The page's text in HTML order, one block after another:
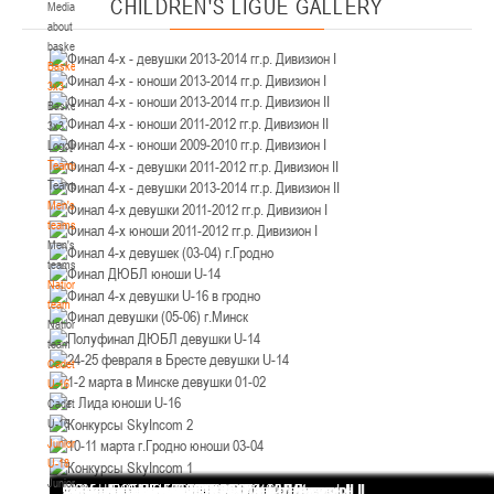
Media
about
basketball
Basketball
3x3
Basketball
3x3
Logo[modid=121]
Teams
Teams
Men's
teams
Men's
teams
National
team
National
team
Cadets
U-16
Cadets
U-16
Juniors
U-18
Juniors
Минск
U-12, юноши
IV тур – юноши 2014-2015 гг.р., Дивизион 2, 21-22 марта 2026 г., г. Минск, ул.
Уральская 3А
18-19.03.2026
Брест
U-16, девушки
IV тур – девушки 2010-2011 гг.р., дивизион 2, 18-19 марта 2026 г., г. Брест, ул.
ул. Ленинградская, 4
17-18.03.2026
U-14, девушки
IV тур – девушки 2012-2013 гг.р., дивизион 2, 17-18 марта 2026 г., г. Гродно,
ул. Врублевского, 92
14-15.03.2026
III тур – девушки 2010-2011 гг.р., Дивизион 1, 14-15 марта 2026 г., г. Минск, ул.
CHILDREN'S LIGUE GALLERY
Финал 4-х - девушки 2013-2014 гг.р. Дивизион I
Финал 4-х - юноши 2013-2014 гг.р. Дивизион I
Финал 4-х - юноши 2013-2014 гг.р. Дивизион II
Финал 4-х - юноши 2011-2012 гг.р. Дивизион II
Финал 4-х - юноши 2009-2010 гг.р. Дивизион I
Финал 4-х - девушки 2011-2012 гг.р. Дивизион II
Финал 4-х - девушки 2013-2014 гг.р. Дивизион II
Финал 4-х девушки 2011-2012 гг.р. Дивизион I
Финал 4-х юноши 2011-2012 гг.р. Дивизион I
Финал 4-х девушек (03-04) г.Гродно
Финал ДЮБЛ юноши U-14
Финал 4-х девушки U-16 в гродно
Финал девушки (05-06) г.Минск
Полуфинал ДЮБЛ девушки U-14
24-25 февраля в Бресте девушки U-14
1-2 марта в Минске девушки 01-02
г. Лида юноши U-16
Конкурсы SkyIncom 2
10-11 марта г.Гродно юноши 03-04
Конкурсы SkyIncom 1
группа "ВКонтакте"